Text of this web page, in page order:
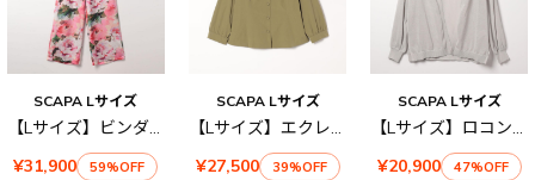
SCAPA Lサイズ
【Lサイズ】ビンダフラワーサテンパンツ
¥31,900
59%OFF
SCAPA Lサイズ
【Lサイズ】エクレタフタノーカラーブラウス
¥27,500
39%OFF
SCAPA Lサイズ
【Lサイズ】ロコンニットカーディガン
¥20,900
47%OFF